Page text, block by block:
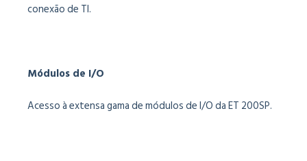
conexão de TI.
Módulos de I/O
Acesso à extensa gama de módulos de I/O da ET 200SP.